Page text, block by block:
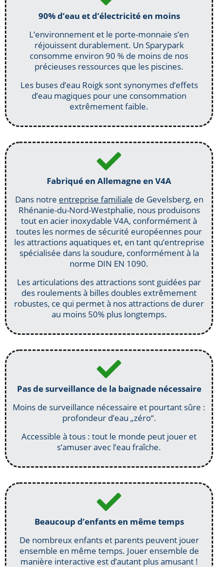
90% d’eau et d’électricité en moins
L’environnement et le porte-monnaie s’en
réjouissent durablement. Un Sparypark
consomme environ 90 % de moins de nos
précieuses ressources que les piscines.
Les buses d’eau Roigk sont synonymes d’effets
d’eau magiques pour une consommation
extrêmement faible.
Fabriqué en Allemagne en V4A
Dans notre entreprise familiale de Gevelsberg, en
Rhénanie-du-Nord-Westphalie, nous produisons
tout en acier inoxydable V4A, conformément à
toutes les normes de sécurité européennes pour
les attractions aquatiques et, en tant qu’entreprise
spécialisée dans la soudure, conformément à la
norme DIN EN 1090.
Les articulations des attractions sont guidées par
des roulements à billes doubles extrêmement
robustes, ce qui permet à nos attractions de durer
au moins 50% plus longtemps.
Pas de surveillance de la baignade nécessaire
Moins de surveillance nécessaire et pourtant sûre :
profondeur d’eau „zéro“.
Accessible à tous : tout le monde peut jouer et
s’amuser avec l’eau fraîche.
Beaucoup d’enfants en même temps
De nombreux enfants et parents peuvent jouer
ensemble en même temps. Jouer ensemble de
manière interactive est d’autant plus amusant !